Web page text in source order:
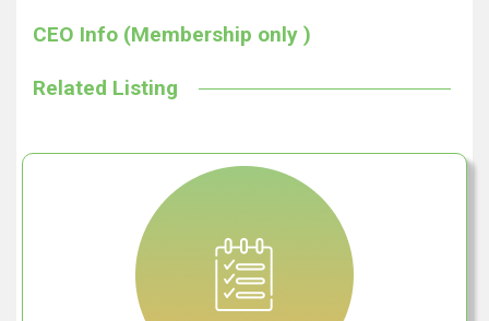
CEO Info (Membership only )
Related Listing